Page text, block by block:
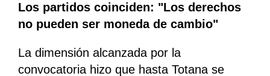
Los partidos coinciden: "Los derechos
no pueden ser moneda de cambio"
La dimensión alcanzada por la
convocatoria hizo que hasta Totana se